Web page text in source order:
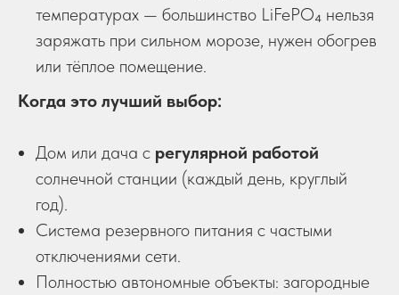
температурах — большинство LiFePO₄ нельзя
заряжать при сильном морозе, нужен обогрев
или тёплое помещение.
Когда это лучший выбор:
Дом или дача с регулярной работой
солнечной станции (каждый день, круглый
год).
Система резервного питания с частыми
отключениями сети.
Полностью автономные объекты: загородные